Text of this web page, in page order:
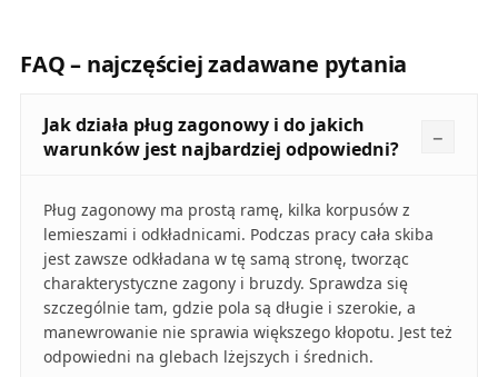
FAQ – najczęściej zadawane pytania
Jak działa pług zagonowy i do jakich
warunków jest najbardziej odpowiedni?
Pług zagonowy ma prostą ramę, kilka korpusów z
lemieszami i odkładnicami. Podczas pracy cała skiba
jest zawsze odkładana w tę samą stronę, tworząc
charakterystyczne zagony i bruzdy. Sprawdza się
szczególnie tam, gdzie pola są długie i szerokie, a
manewrowanie nie sprawia większego kłopotu. Jest też
odpowiedni na glebach lżejszych i średnich.